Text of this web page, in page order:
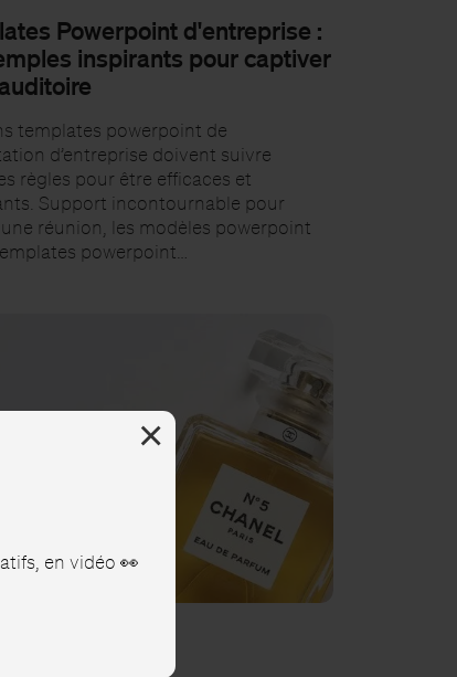
en vidéo 👀
×
Powerpoint d'entreprise :
inspirants pour captiver
templates powerpoint de
d’entreprise doivent suivre
règles pour être efficaces et
Support incontournable pour
réunion, les modèles powerpoint
powerpoint…